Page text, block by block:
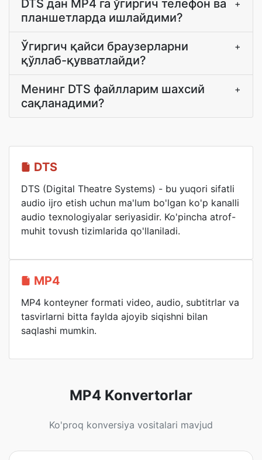
DTS дан MP4 га ўгиргич телефон ва
планшетларда ишлайдими?
+
Ўгиргич қайси браузерларни
қўллаб-қувватлайди?
+
Менинг DTS файлларим шахсий
сақланадими?
+
DTS
DTS (Digital Theatre Systems) - bu yuqori sifatli
audio ijro etish uchun ma'lum bo'lgan ko'p kanalli
audio texnologiyalar seriyasidir. Ko'pincha atrof-
muhit tovush tizimlarida qo'llaniladi.
MP4
MP4 konteyner formati video, audio, subtitrlar va
tasvirlarni bitta faylda ajoyib siqishni bilan
saqlashi mumkin.
MP4 Konvertorlar
Ko'proq konversiya vositalari mavjud